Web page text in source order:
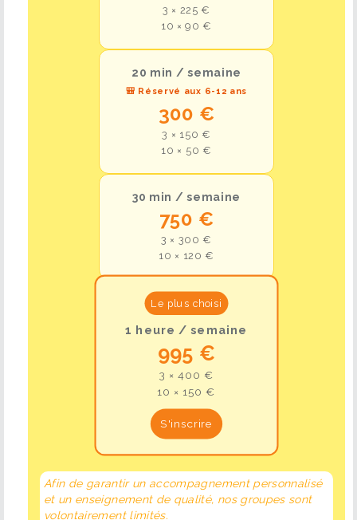
3 × 225 €
10 × 90 €
20 min / semaine
🎒 Réservé aux 6-12 ans
300 €
3 × 150 €
10 × 50 €
30 min / semaine
750 €
3 × 300 €
10 × 120 €
Le plus choisi
1 heure / semaine
995 €
3 × 400 €
10 × 150 €
S'inscrire
Afin de garantir un accompagnement personnalisé
et un enseignement de qualité, nos groupes sont
volontairement limités.